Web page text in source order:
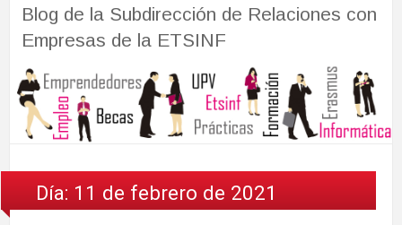
Blog de la Subdirección de Relaciones con
Empresas de la ETSINF
Día: 11 de febrero de 2021